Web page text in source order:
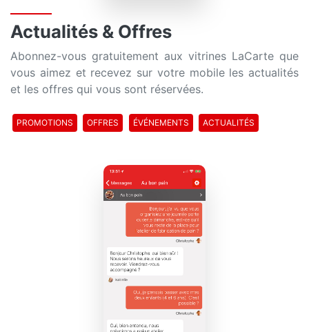
Actualités & Offres
Abonnez-vous gratuitement aux vitrines LaCarte que
vous aimez et recevez sur votre mobile les actualités
et les offres qui vous sont réservées.
PROMOTIONS OFFRES ÉVÉNEMENTS ACTUALITÉS